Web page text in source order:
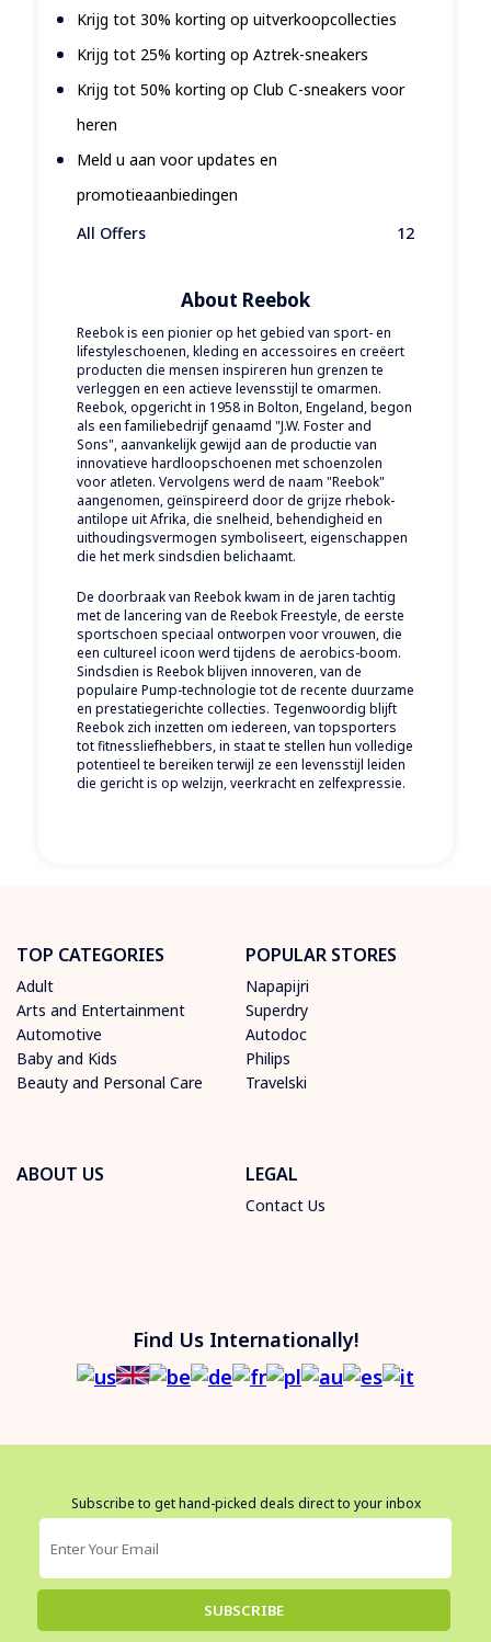
Krijg tot 30% korting op uitverkoopcollecties
Krijg tot 25% korting op Aztrek-sneakers
Krijg tot 50% korting op Club C-sneakers voor
heren
Meld u aan voor updates en
promotieaanbiedingen
All Offers
12
About Reebok
Reebok is een pionier op het gebied van sport- en
lifestyleschoenen, kleding en accessoires en creëert
producten die mensen inspireren hun grenzen te
verleggen en een actieve levensstijl te omarmen.
Reebok, opgericht in 1958 in Bolton, Engeland, begon
als een familiebedrijf genaamd "J.W. Foster and
Sons", aanvankelijk gewijd aan de productie van
innovatieve hardloopschoenen met schoenzolen
voor atleten. Vervolgens werd de naam "Reebok"
aangenomen, geïnspireerd door de grijze rhebok-
antilope uit Afrika, die snelheid, behendigheid en
uithoudingsvermogen symboliseert, eigenschappen
die het merk sindsdien belichaamt.
De doorbraak van Reebok kwam in de jaren tachtig
met de lancering van de Reebok Freestyle, de eerste
sportschoen speciaal ontworpen voor vrouwen, die
een cultureel icoon werd tijdens de aerobics-boom.
Sindsdien is Reebok blijven innoveren, van de
populaire Pump-technologie tot de recente duurzame
en prestatiegerichte collecties. Tegenwoordig blijft
Reebok zich inzetten om iedereen, van topsporters
tot fitnessliefhebbers, in staat te stellen hun volledige
potentieel te bereiken terwijl ze een levensstijl leiden
die gericht is op welzijn, veerkracht en zelfexpressie.
TOP CATEGORIES
Adult
Arts and Entertainment
Automotive
Baby and Kids
Beauty and Personal Care
POPULAR STORES
Napapijri
Superdry
Autodoc
Philips
Travelski
ABOUT US LEGAL
Contact Us
Find Us Internationally!
Subscribe to get hand-picked deals direct to your inbox
SUBSCRIBE